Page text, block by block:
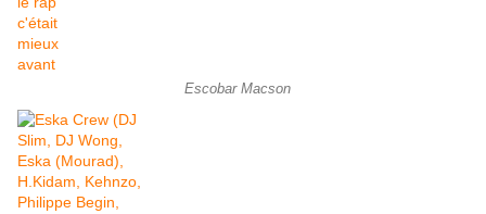
Escobar Macson